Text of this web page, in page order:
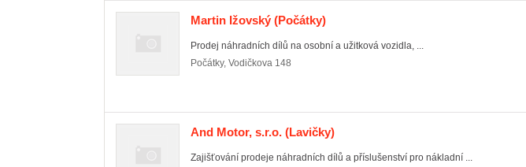
Martin Ižovský (Počátky)
Prodej náhradních dílů na osobní a užitková vozidla, ...
Počátky, Vodičkova 148
And Motor, s.r.o. (Lavičky)
Zajišťování prodeje náhradních dílů a příslušenství pro nákladní ...